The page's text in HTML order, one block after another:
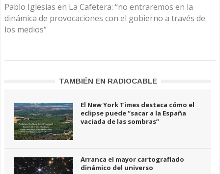
Pablo Iglesias en La Cafetera: “no entraremos en la
dinámica de provocaciones con el gobierno a través de
los medios“
TAMBIÉN EN RADIOCABLE
El New York Times destaca cómo el
eclipse puede “sacar a la España
vaciada de las sombras”
Arranca el mayor cartografiado
dinámico del universo